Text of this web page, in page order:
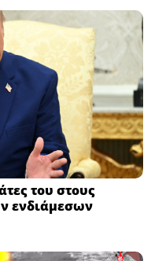
του στους
ενδιάμεσων